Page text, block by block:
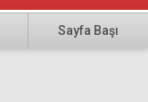
Sayfa Başı